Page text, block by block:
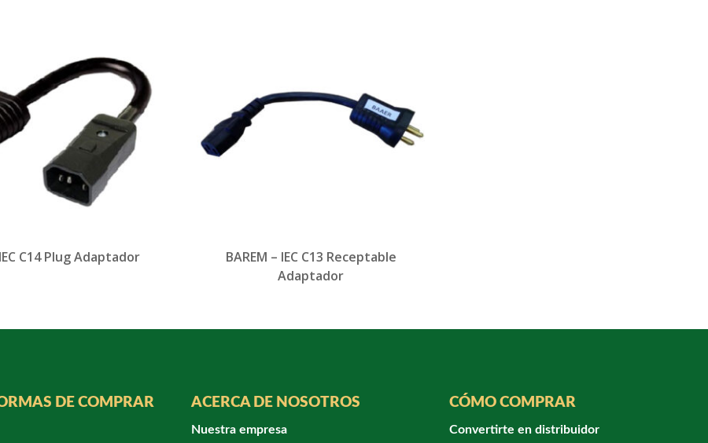
C14 Plug Adaptador
BAREM – IEC C13 Receptable
Adaptador
DE COMPRAR ACERCA DE NOSOTROS
Nuestra empresa
CÓMO COMPRAR
Convertirte en distribuidor